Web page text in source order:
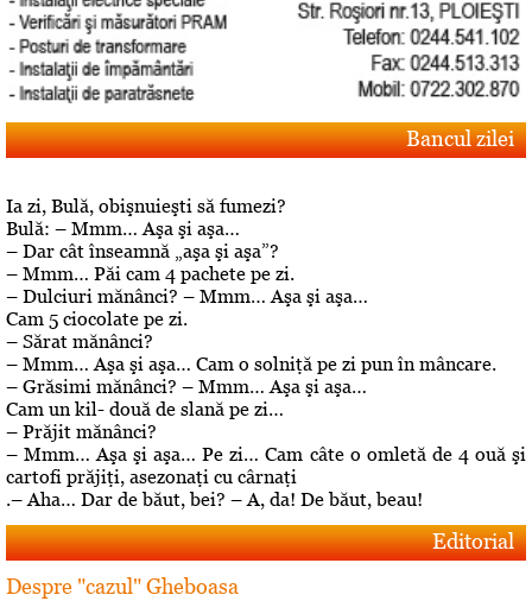
Bancul zilei
Ia zi, Bulă, obişnuieşti să fumezi?
Bulă: – Mmm… Aşa şi aşa…
– Dar cât înseamnă „aşa şi aşa”?
– Mmm… Păi cam 4 pachete pe zi.
– Dulciuri mănânci? – Mmm… Aşa şi aşa…
Cam 5 ciocolate pe zi.
– Sărat mănânci?
– Mmm… Aşa şi aşa… Cam o solniţă pe zi pun în mâncare.
– Grăsimi mănânci? – Mmm… Aşa şi aşa…
Cam un kil- două de slană pe zi…
– Prăjit mănânci?
– Mmm… Aşa şi aşa… Pe zi… Cam câte o omletă de 4 ouă şi
cartofi prăjiţi, asezonaţi cu cârnaţi
.– Aha… Dar de băut, bei? – A, da! De băut, beau!
Editorial
Despre "cazul" Gheboasa